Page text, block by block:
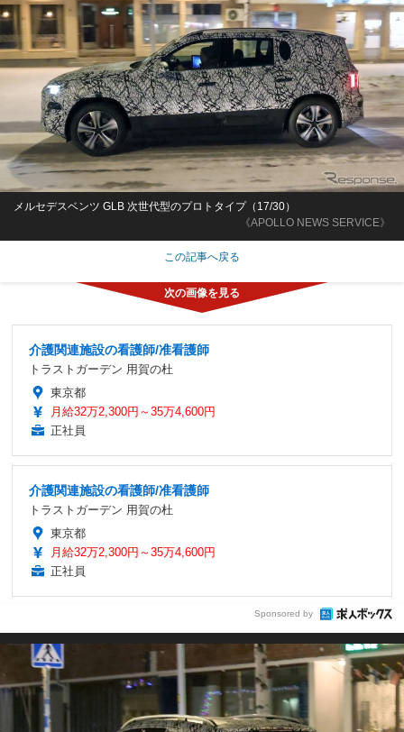
《APOLLO NEWS SERVICE》
メルセデスベンツ GLB 次世代型のプロトタイプ（17/30）
この記事へ戻る
介護関連施設の看護師/准看護師
トラストガーデン 用賀の杜
東京都
月給32万2,300円～35万4,600円
正社員
介護関連施設の看護師/准看護師
トラストガーデン 用賀の杜
東京都
月給32万2,300円～35万4,600円
正社員
Sponsored by